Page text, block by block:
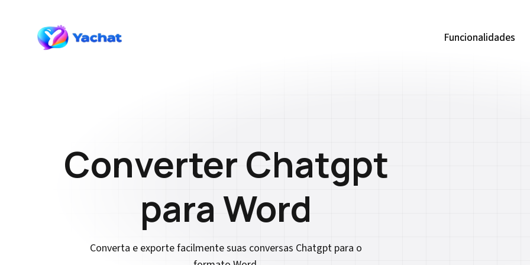
Funcionalidades
Funcionalidades
Converter Chatgpt
para Word
Converta e exporte facilmente suas conversas Chatgpt para o